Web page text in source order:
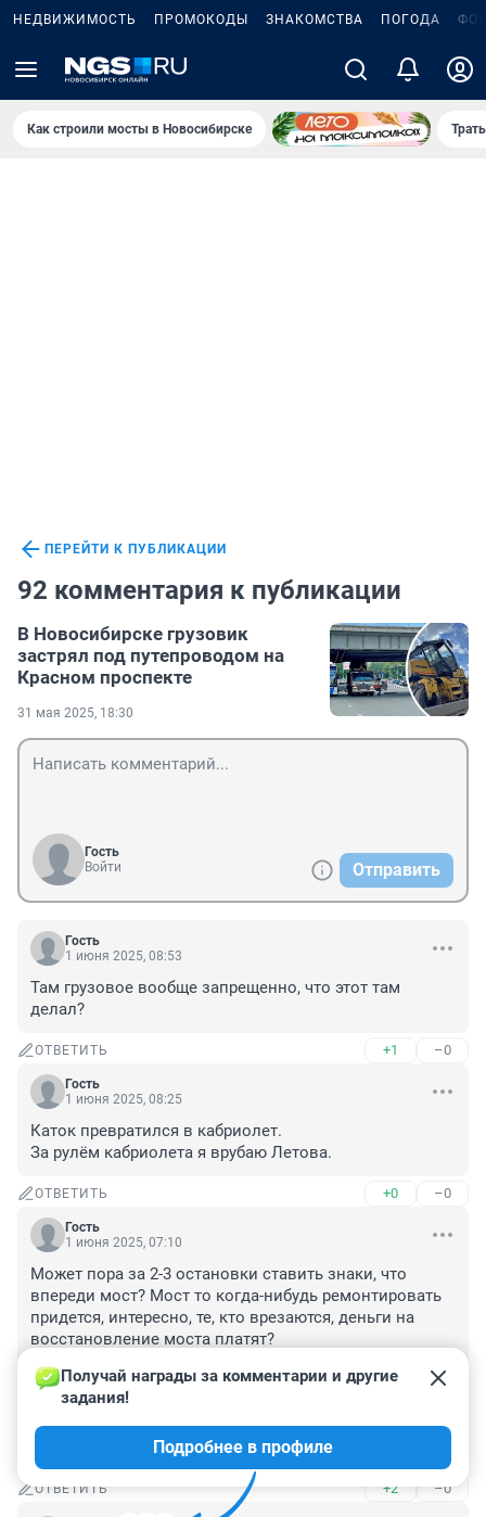
НЕДВИЖИМОСТЬ ПРОМОКОДЫ ЗНАКОМСТВА ПОГОДА
Как строили мосты в Новосибирске
ПЕРЕЙТИ К ПУБЛИКАЦИИ
92 комментария к публикации
В Новосибирске грузовик
застрял под путепроводом на
Красном проспекте
31 мая 2025, 18:30
Гость
Войти
Отправить
Гость
1 июня 2025, 08:53
Там грузовое вообще запрещенно, что этот там
делал?
ОТВЕТИТЬ +1 –0
Гость
1 июня 2025, 08:25
Каток превратился в кабриолет.
За рулём кабриолета я врубаю Летова.
ОТВЕТИТЬ +0 –0
Гость
1 июня 2025, 07:10
Может пора за 2-3 остановки ставить знаки, что
впереди мост? Мост то когда-нибудь ремонтировать
придется, интересно, те, кто врезаются, деньги на
восстановление моста платят?
фурам ездить по красному проспекту. Поставьте
заранее, что люди видели, не все же местные.
Подумать немного на перспективу, не первый раз же
ОТВЕТИТЬ +2 –0
Получай награды за комментарии и другие
задания!
Подробнее в профиле